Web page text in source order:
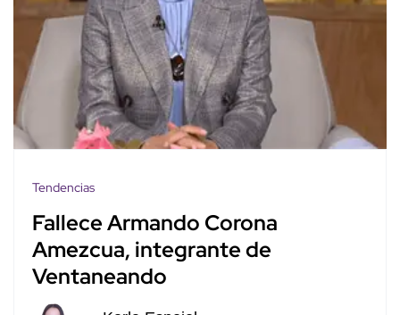
Tendencias
Fallece Armando Corona
Amezcua, integrante de
Ventaneando